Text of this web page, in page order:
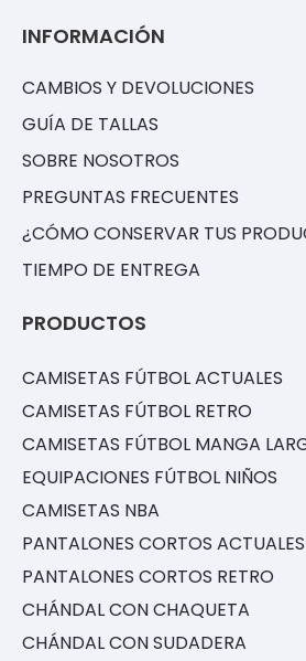
INFORMACIÓN
CAMBIOS Y DEVOLUCIONES
GUÍA DE TALLAS
SOBRE NOSOTROS
PREGUNTAS FRECUENTES
¿CÓMO CONSERVAR TUS
TIEMPO DE ENTREGA
PRODUCTOS
CAMISETAS FÚTBOL ACTUALES
CAMISETAS FÚTBOL RETRO
CAMISETAS FÚTBOL MANGA
EQUIPACIONES FÚTBOL NIÑOS
CAMISETAS NBA
PANTALONES CORTOS ACTUALES
PANTALONES CORTOS RETRO
CHÁNDAL CON CHAQUETA
CHÁNDAL CON SUDADERA